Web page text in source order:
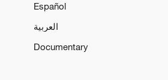
Español
العربية
Documentary